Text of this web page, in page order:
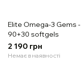
Elite Omega-3 Gems -
90+30 softgels
2 190 грн
Немає в наявності